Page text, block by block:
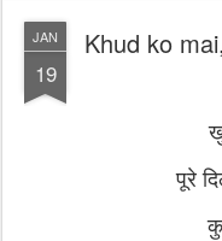
JAN
19
Khud ko
पूरे